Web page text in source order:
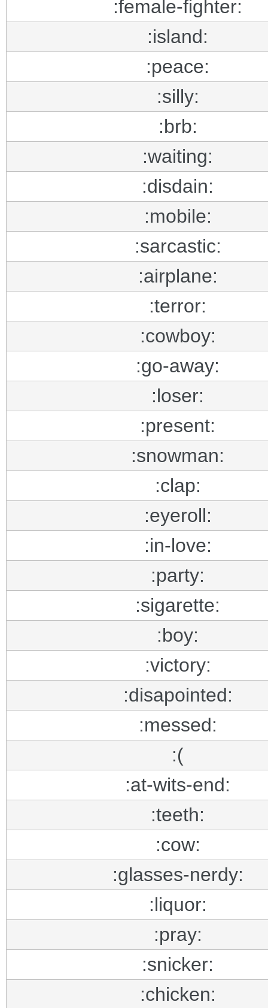
:female-fighter:
:island:
:peace:
:silly:
:brb:
:waiting:
:disdain:
:mobile:
:sarcastic:
:airplane:
:terror:
:cowboy:
:go-away:
:loser:
:present:
:snowman:
:clap:
:eyeroll:
:in-love:
:party:
:sigarette:
:boy:
:victory:
:disapointed:
:messed:
:(
:at-wits-end:
:teeth:
:cow:
:glasses-nerdy:
:liquor:
:pray:
:snicker:
:chicken: